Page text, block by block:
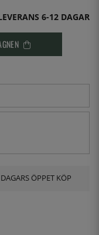
6-12 DAGAR
ÖPPET KÖP